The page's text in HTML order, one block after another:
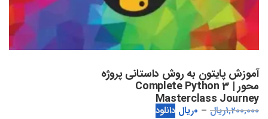
آموزش پایتون به روش داستانی پروژه
محور | Complete Python 3
Masterclass Journey
1,200,000ریال 0ریال دانلود